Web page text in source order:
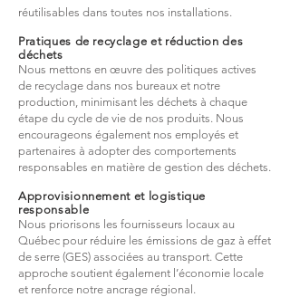
réutilisables dans toutes nos installations.
Pratiques de recyclage et réduction des
déchets
Nous mettons en œuvre des politiques actives
de recyclage dans nos bureaux et notre
production, minimisant les déchets à chaque
étape du cycle de vie de nos produits. Nous
encourageons également nos employés et
partenaires à adopter des comportements
responsables en matière de gestion des déchets.
Approvisionnement et logistique
responsable
Nous priorisons les fournisseurs locaux au
Québec pour réduire les émissions de gaz à effet
de serre (GES) associées au transport. Cette
approche soutient également l’économie locale
et renforce notre ancrage régional.